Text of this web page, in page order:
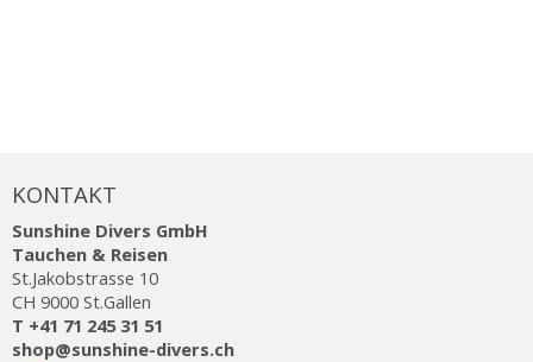
KONTAKT
Sunshine Divers GmbH
Tauchen & Reisen
St.Jakobstrasse 10
CH 9000 St.Gallen
T +41 71 245 31 51
shop@sunshine-divers.ch